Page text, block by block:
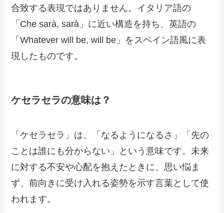
合致する表現ではありません。イタリア語の
「Che sarà, sarà」に近い構造を持ち、英語の
「Whatever will be, will be」をスペイン語風に表
現したものです。
ケセラセラの意味は？
「ケセラセラ」は、「なるようになるさ」「先の
ことは誰にも分からない」という意味です。未来
に対する不安や心配を抱えたときに、思い悩ま
ず、前向きに受け入れる姿勢を示す言葉として使
われます。